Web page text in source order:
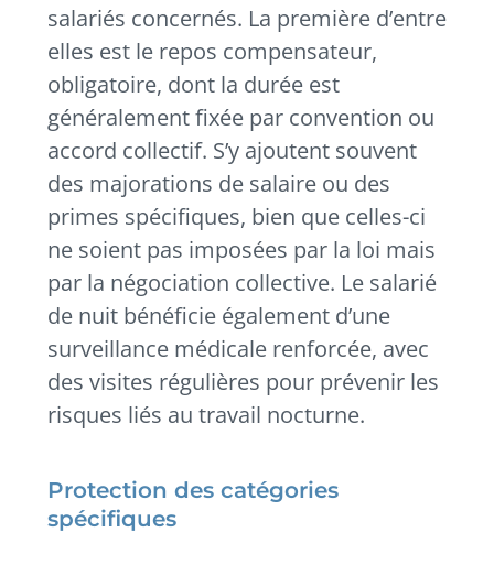
salariés concernés. La première d’entre
elles est le repos compensateur,
obligatoire, dont la durée est
généralement fixée par convention ou
accord collectif. S’y ajoutent souvent
des majorations de salaire ou des
primes spécifiques, bien que celles-ci
ne soient pas imposées par la loi mais
par la négociation collective. Le salarié
de nuit bénéficie également d’une
surveillance médicale renforcée, avec
des visites régulières pour prévenir les
risques liés au travail nocturne.
Protection des catégories
spécifiques